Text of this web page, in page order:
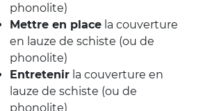
phonolite)
Mettre en place la couverture
en lauze de schiste (ou de
phonolite)
Entretenir la couverture en
lauze de schiste (ou de
phonolite)